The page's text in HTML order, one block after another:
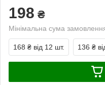
198 ₴
Мінімальна сума
168 ₴ від 12 шт. 136 ₴